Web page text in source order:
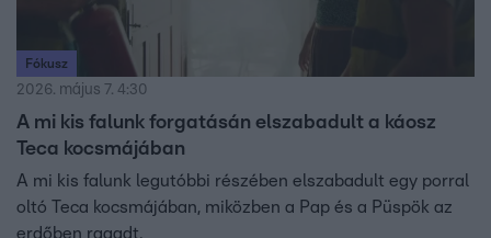
Fókusz
2026. május 7. 4:30
A mi kis falunk forgatásán elszabadult a káosz
Teca kocsmájában
A mi kis falunk legutóbbi részében elszabadult egy porral
oltó Teca kocsmájában, miközben a Pap és a Püspök az
erdőben ragadt.